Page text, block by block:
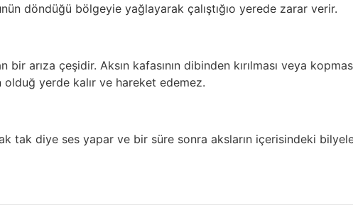
döndüğü bölgeyie yağlayarak çalıştığıo yerede zarar verir.
arıza çeşidir. Aksın kafasının dibinden kırılması veya
yerde kalır ve hareket edemez.
tak diye ses yapar ve bir süre sonra aksların içerisindeki